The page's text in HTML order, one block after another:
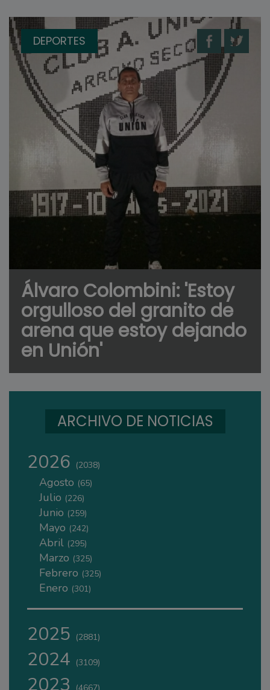
DEPORTES
Álvaro Colombini: 'Estoy
orgulloso del granito de
arena que estoy dejando
en Unión'
ARCHIVO DE NOTICIAS
2026 (2038)
Agosto (65)
Julio (226)
Junio (259)
Mayo (242)
Abril (295)
Marzo (325)
Febrero (325)
Enero (301)
2025 (2881)
2024 (3109)